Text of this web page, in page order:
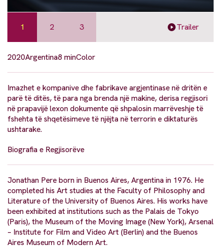
1 2 3 Trailer
2020Argentina8 minColor
Imazhet e kompanive dhe fabrikave argjentinase në dritën e
parë të ditës, të para nga brenda një makine, derisa regjisori
në prapavijë lexon dokumente që shpalosin marrëveshje të
fshehta të shqetësimeve të njëjta në terrorin e diktaturës
ushtarake.
Biografia e Regjisorëve
Jonathan Pere born in Buenos Aires, Argentina in 1976. He
completed his Art studies at the Faculty of Philosophy and
Literature of the University of Buenos Aires. His works have
been exhibited at institutions such as the Palais de Tokyo
(Paris), the Museum of the Moving Image (New York), Arsenal
– Institute for Film and Video Art (Berlin) and the Buenos
Aires Museum of Modern Art.